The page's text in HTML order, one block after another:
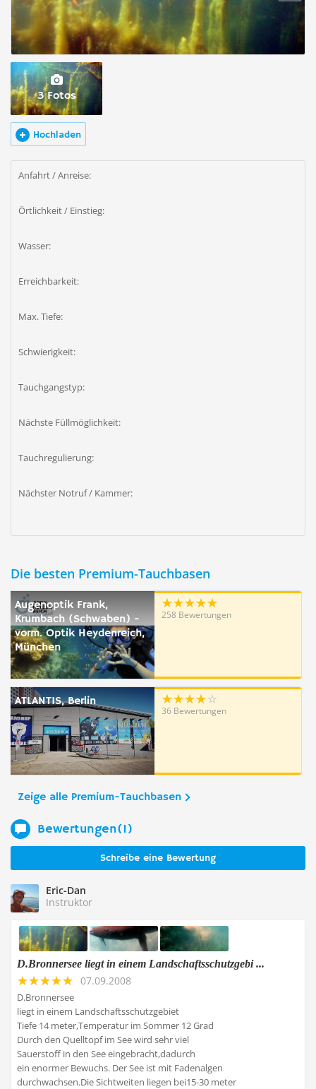
3 Fotos
Hochladen
Anfahrt / Anreise:
Örtlichkeit / Einstieg:
Wasser:
Erreichbarkeit:
Max. Tiefe:
Schwierigkeit:
Tauchgangstyp:
Nächste Füllmöglichkeit:
Tauchregulierung:
Nächster Notruf / Kammer:
Die besten Premium-Tauchbasen
Augenoptik Frank,
Krumbach (Schwaben) -
vorm. Optik Heydenreich,
München
258 Bewertungen
ATLANTIS, Berlin
36 Bewertungen
Zeige alle Premium-Tauchbasen
Bewertungen(1)
Schreibe eine Bewertung
Eric-Dan
Instruktor
D.Bronnersee liegt in einem Landschaftsschutzgebi ...
07.09.2008
D.Bronnersee
liegt in einem Landschaftsschutzgebiet
Tiefe 14 meter,Temperatur im Sommer 12 Grad
Durch den Quelltopf im See wird sehr viel
Sauerstoff in den See eingebracht,dadurch
ein enormer Bewuchs. Der See ist mit Fadenalgen
durchwachsen.Die Sichtweiten liegen bei15-30 meter